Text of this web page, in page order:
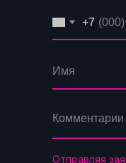
+7
Отправляя